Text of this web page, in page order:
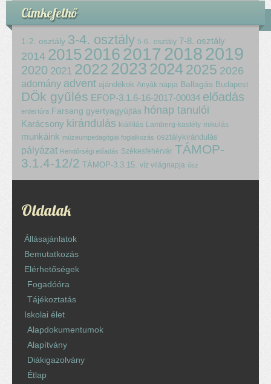
Címkefelhő
1-2. osztály 3-4. osztály 5-6.. osztály 7-8. osztály
2014 2015 2016 2017 20182019
2020 2021 2022 2023 20242025 2026
adomány advent ajándékok Anyák napja Ballagás Budapest
DÖk gyűlés EFOP-3.1.6-16-2017-00034 előadás
erdei túra Farsang gyertyagyújtás hónap tanulói
Karácsony kirándulás kiállítás Lamberg-kastély mikulás
munkáink múzeumpedagógiai foglalkozás osztálykirándulás
pályázat Rendőrségi előadás Székesfehérvár TÁMOP-
3.1.4-12/2 TÁMOP-3.3.15. víz világnapja ősz
Oldalak
Állásajánlatok
Bemutatkozás
Elérhetőségek
Fogadóóra
Tájékoztatás
Iskolai élet
Alapdokumentumok
Alapítvány
Diákigazolvány
Étlap